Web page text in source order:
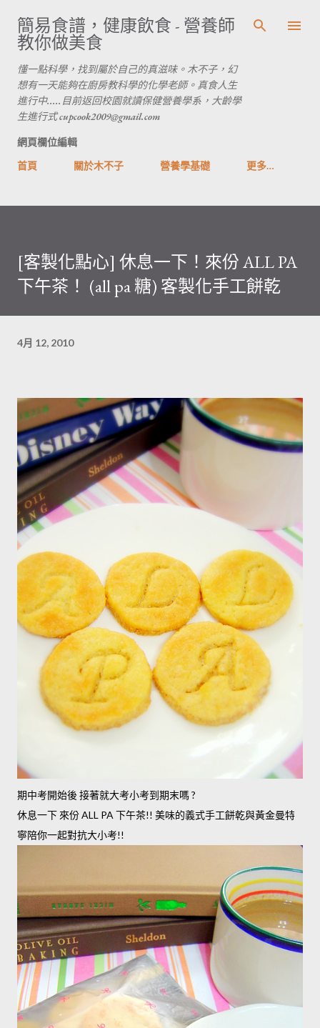
跳到主要內容
簡易食譜，健康飲食 - 營養師
教你做美食
懂一點科學，找到屬於自己的真滋味。木不子，幻
想有一天能夠在廚房教科學的化學老師。真食人生
進行中.....目前返回校園就讀保健營養學系，大齡學
生進行式 cupcook2009@gmail.com
網頁欄位編輯
首頁
關於木不子 營養學基礎 更多…
[客製化點心] 休息一下！來份 ALL PA
下午茶！ (all pa 糖) 客製化手工餅乾
4月 12, 2010
期中考開始後 接著就大考小考到期末嗎 ?
休息一下 來份 ALL PA 下午茶!! 美味的義式手工餅乾與黃金曼特
寧陪你一起對抗大小考!!